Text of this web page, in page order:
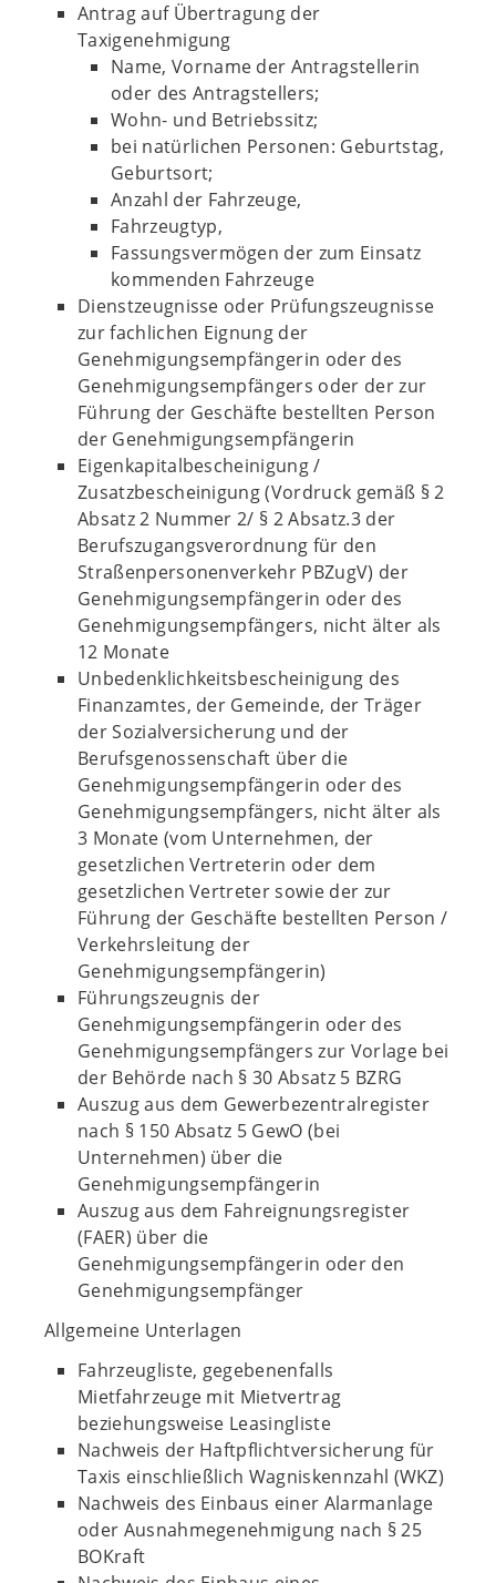
Antrag auf Übertragung der
Taxigenehmigung
Name, Vorname der Antragstellerin
oder des Antragstellers;
Wohn- und Betriebssitz;
bei natürlichen Personen: Geburtstag,
Geburtsort;
Anzahl der Fahrzeuge,
Fahrzeugtyp,
Fassungsvermögen der zum Einsatz
kommenden Fahrzeuge
Dienstzeugnisse oder Prüfungszeugnisse
zur fachlichen Eignung der
Genehmigungsempfängerin oder des
Genehmigungsempfängers oder der zur
Führung der Geschäfte bestellten Person
der Genehmigungsempfängerin
Eigenkapitalbescheinigung /
Zusatzbescheinigung (Vordruck gemäß § 2
Absatz 2 Nummer 2/ § 2 Absatz.3 der
Berufszugangsverordnung für den
Straßenpersonenverkehr PBZugV) der
Genehmigungsempfängerin oder des
Genehmigungsempfängers, nicht älter als
12 Monate
Unbedenklichkeitsbescheinigung des
Finanzamtes, der Gemeinde, der Träger
der Sozialversicherung und der
Berufsgenossenschaft über die
Genehmigungsempfängerin oder des
Genehmigungsempfängers, nicht älter als
3 Monate (vom Unternehmen, der
gesetzlichen Vertreterin oder dem
gesetzlichen Vertreter sowie der zur
Führung der Geschäfte bestellten Person /
Verkehrsleitung der
Genehmigungsempfängerin)
Führungszeugnis der
Genehmigungsempfängerin oder des
Genehmigungsempfängers zur Vorlage bei
der Behörde nach § 30 Absatz 5 BZRG
Auszug aus dem Gewerbezentralregister
nach § 150 Absatz 5 GewO (bei
Unternehmen) über die
Genehmigungsempfängerin
Auszug aus dem Fahreignungsregister
(FAER) über die
Genehmigungsempfängerin oder den
Genehmigungsempfänger
Allgemeine Unterlagen
Fahrzeugliste, gegebenenfalls
Mietfahrzeuge mit Mietvertrag
beziehungsweise Leasingliste
Nachweis der Haftpflichtversicherung für
Taxis einschließlich Wagniskennzahl (WKZ)
Nachweis des Einbaus einer Alarmanlage
oder Ausnahmegenehmigung nach § 25
BOKraft